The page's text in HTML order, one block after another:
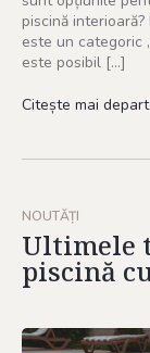
piscină
este un categoric
este posibil […]
Citește mai
Ultimele
piscină
NOUTĂȚI